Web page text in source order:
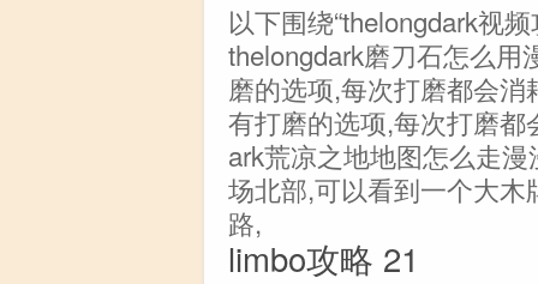
以下围绕“thelongdark视
thelongdark磨刀石怎么用
磨的选项,每次打磨都会
有打磨的选项,每次打磨
ark荒凉之地地图怎么走
场北部,可以看到一个大
路,
limbo攻略 21